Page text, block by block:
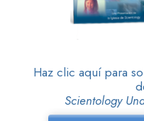
Haz clic aquí para
Scientology